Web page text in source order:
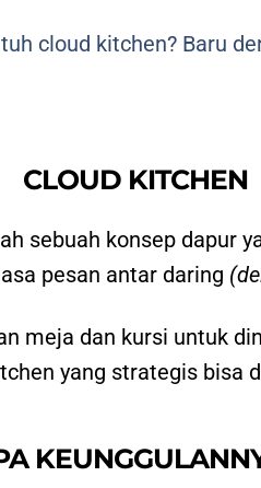
cloud kitchen? Baru
CLOUD KITCHEN
sebuah konsep dapur
pesan antar daring
meja dan kursi untuk
yang strategis bisa